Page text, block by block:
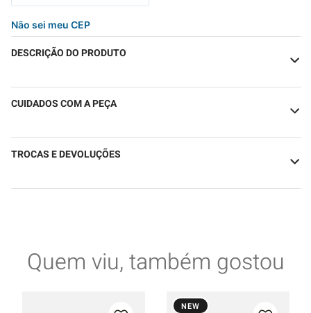
Não sei meu CEP
DESCRIÇÃO DO PRODUTO
CUIDADOS COM A PEÇA
TROCAS E DEVOLUÇÕES
Quem viu, também gostou
NEW